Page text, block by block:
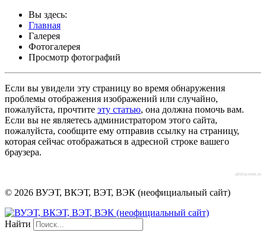
Вы здесь:
Главная
Галерея
Фотогалерея
Просмотр фотографий
Если вы увидели эту страницу во время обнаружения
проблемы отображения изображений или случайно,
пожалуйста, прочтите эту статью, она должна помочь вам.
Если вы не являетесь администратором этого сайта,
пожалуйста, сообщите ему отправив ссылку на страницу,
которая сейчас отображаться в адресной строке вашего
браузера.
afisha-msk.ru
© 2026 ВУЭТ, ВКЭТ, ВЭТ, ВЭК (неофициальный сайт)
Найти